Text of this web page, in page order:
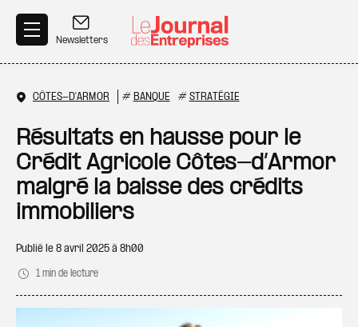
Newsletters
CÔTES-D'ARMOR # BANQUE # STRATÉGIE
Résultats en hausse pour le
Crédit Agricole Côtes-d’Armor
malgré la baisse des crédits
immobiliers
Publié le 8 avril 2025 à 8h00
1 min de lecture